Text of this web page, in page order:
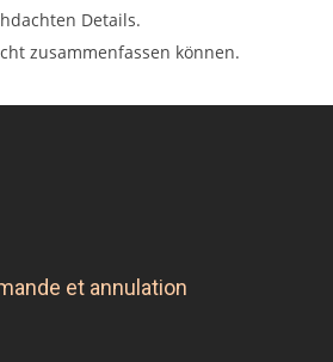
Details.
zusammenfassen können.
et annulation